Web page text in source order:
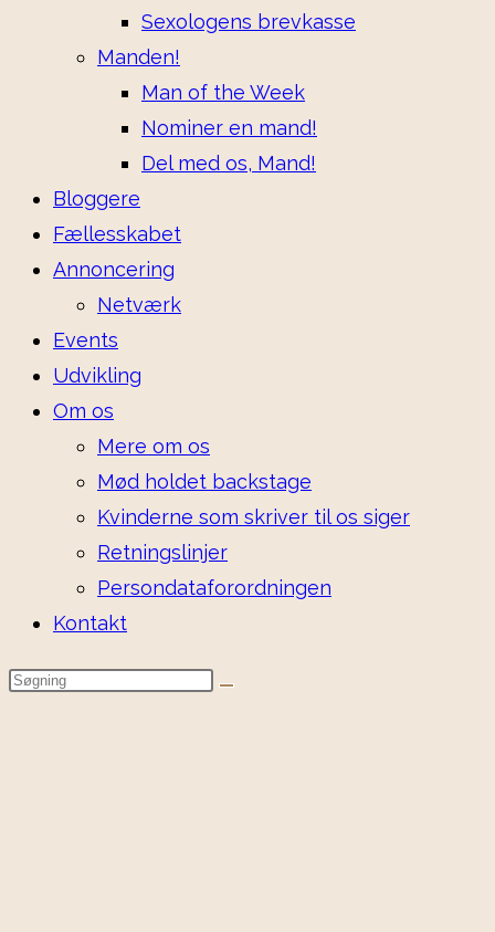
Sexologens brevkasse
Manden!
Man of the Week
Nominer en mand!
Del med os, Mand!
Bloggere
Fællesskabet
Annoncering
Netværk
Events
Udvikling
Om os
Mere om os
Mød holdet backstage
Kvinderne som skriver til os siger
Retningslinjer
Persondataforordningen
Kontakt